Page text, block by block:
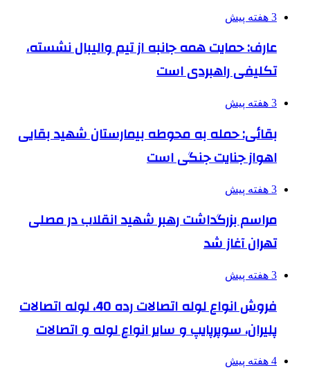
3 هفته پیش
عارف: حمایت همه جانبه از تیم والیبال نشسته،
تکلیفی راهبردی است
3 هفته پیش
بقائی: حمله به محوطه بیمارستان شهید بقایی
اهواز جنایت جنگی است
3 هفته پیش
مراسم بزرگداشت رهبر شهید انقلاب در مصلی
تهران آغاز شد
3 هفته پیش
فروش انواع لوله اتصالات رده 40، لوله اتصالات
پلیران، سوپرپایپ و سایر انواع لوله و اتصالات
4 هفته پیش